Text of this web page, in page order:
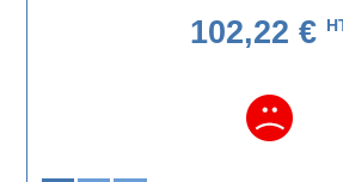
102,22 €